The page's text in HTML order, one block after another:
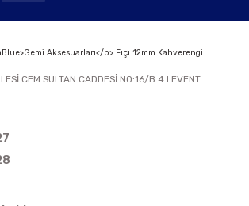
CEM SULTAN CADDESİ NO:16/B 4.LEVENT